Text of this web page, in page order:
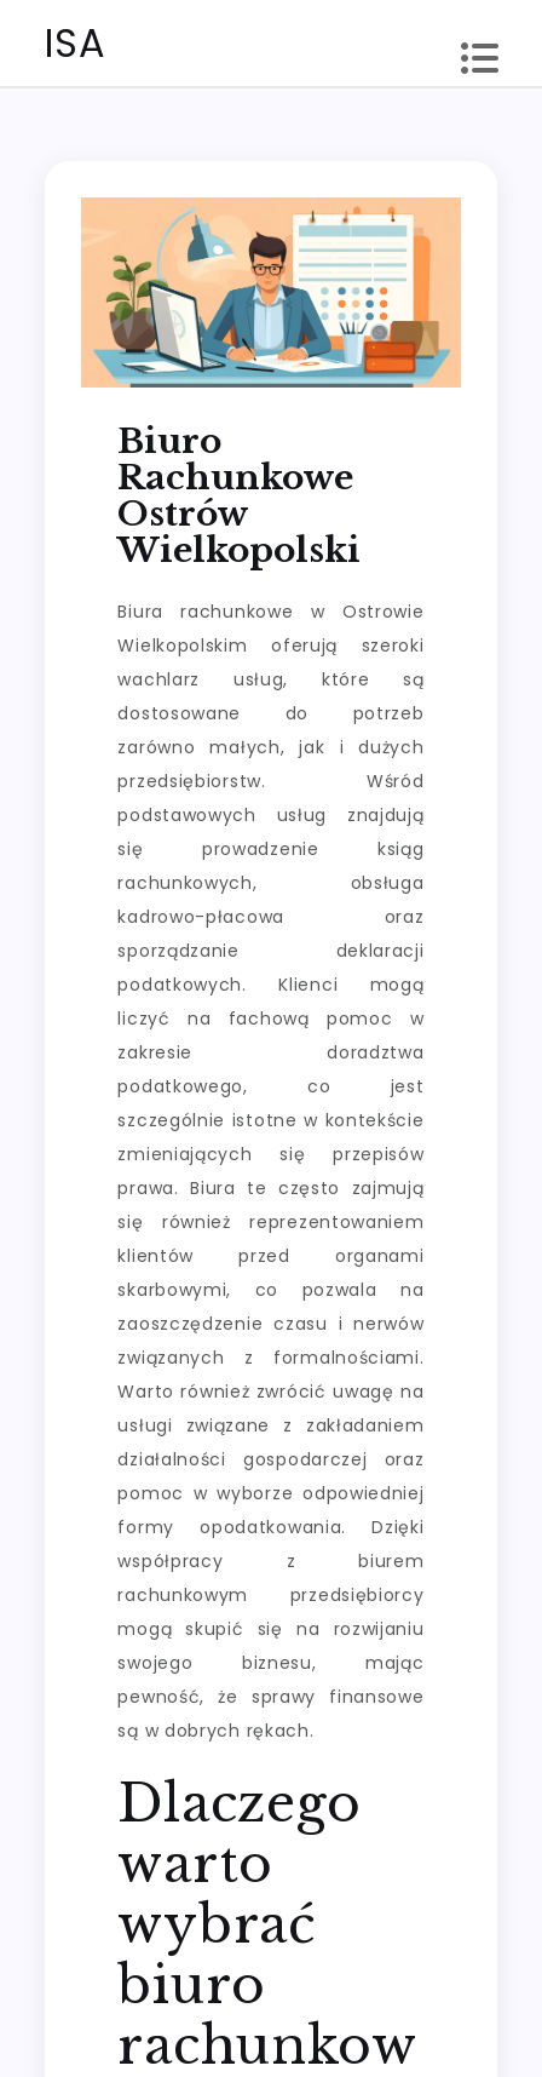
ISA
Biuro
Rachunkowe
Ostrów
Wielkopolski
Biura rachunkowe w Ostrowie
Wielkopolskim oferują szeroki
wachlarz usług, które są
dostosowane do potrzeb
zarówno małych, jak i dużych
przedsiębiorstw. Wśród
podstawowych usług znajdują
się prowadzenie ksiąg
rachunkowych, obsługa
kadrowo-płacowa oraz
sporządzanie deklaracji
podatkowych. Klienci mogą
liczyć na fachową pomoc w
zakresie doradztwa
podatkowego, co jest
szczególnie istotne w kontekście
zmieniających się przepisów
prawa. Biura te często zajmują
się również reprezentowaniem
klientów przed organami
skarbowymi, co pozwala na
zaoszczędzenie czasu i nerwów
związanych z formalnościami.
Warto również zwrócić uwagę na
usługi związane z zakładaniem
działalności gospodarczej oraz
pomoc w wyborze odpowiedniej
formy opodatkowania. Dzięki
współpracy z biurem
rachunkowym przedsiębiorcy
mogą skupić się na rozwijaniu
swojego biznesu, mając
pewność, że sprawy finansowe
są w dobrych rękach.
Dlaczego
warto
wybrać
biuro
rachunkow